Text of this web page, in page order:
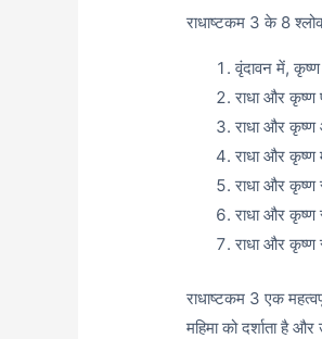
राधाष्टकम 3 के 8
वृंदावन में,
राधा और
राधा और
राधा और कृष्ण
राधा और कृष्ण
राधा और
राधा और कृष्ण
राधाष्टकम 3 एक
महिमा को दर्शाता है